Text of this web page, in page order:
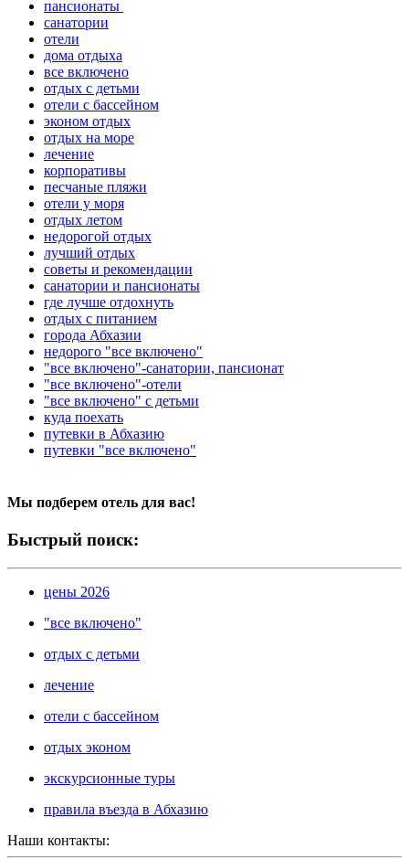
пансионаты
санатории
отели
дома отдыха
все включено
отдых с детьми
отели с бассейном
эконом отдых
отдых на море
лечение
корпоративы
песчаные пляжи
отели у моря
отдых летом
недорогой отдых
лучший отдых
советы и рекомендации
санатории и пансионаты
где лучше отдохнуть
отдых с питанием
города Абхазии
недорого "все включено"
"все включено"-санатории, пансионат
"все включено"-отели
"все включено" с детьми
куда поехать
путевки в Абхазию
путевки "все включено"
Мы подберем отель для вас!
Быстрый поиск:
цены 2026
"все включено"
отдых с детьми
лечение
отели с бассейном
отдых эконом
экскурсионные туры
правила въезда в Абхазию
Наши контакты: